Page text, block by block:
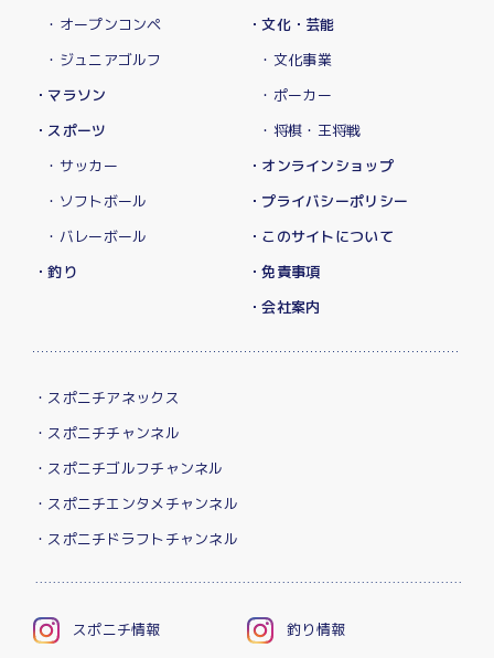
・オープンコンペ
・ジュニアゴルフ
・マラソン
・スポーツ
・サッカー
・ソフトボール
・バレーボール
・釣り
・文化・芸能
・文化事業
・ポーカー
・将棋・王将戦
・オンラインショップ
・プライバシーポリシー
・このサイトについて
・免責事項
・会社案内
・スポニチアネックス
・スポニチチャンネル
・スポニチゴルフチャンネル
・スポニチエンタメチャンネル
・スポニチドラフトチャンネル
スポニチ情報 釣り情報